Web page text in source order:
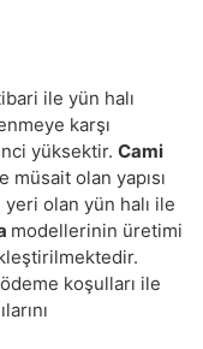
ile yün halı
karşı
yüksektir. Cami
olan yapısı
olan yün halı ile
modellerinin üretimi
koşulları ile